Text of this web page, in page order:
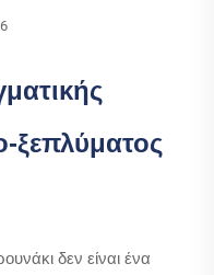
ξεπλύματος
δεν είναι ένα